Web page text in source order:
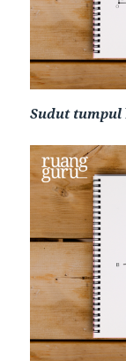
Sudut tumpul